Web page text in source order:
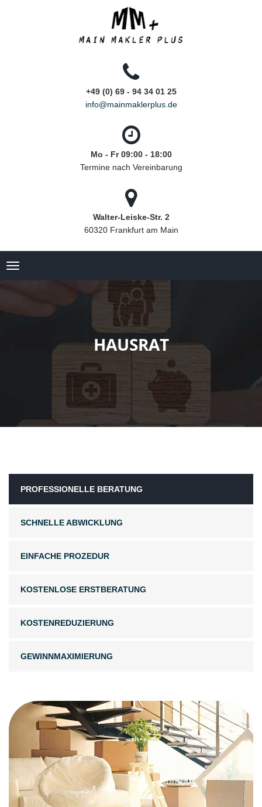
+49 (0) 69 - 94 34 01 25
info@mainmaklerplus.de
Mo - Fr 09:00 - 18:00
Termine nach Vereinbarung
Walter-Leiske-Str. 2
60320 Frankfurt am Main
HAUSRAT
PROFESSIONELLE BERATUNG
SCHNELLE ABWICKLUNG
EINFACHE PROZEDUR
KOSTENLOSE ERSTBERATUNG
KOSTENREDUZIERUNG
GEWINNMAXIMIERUNG